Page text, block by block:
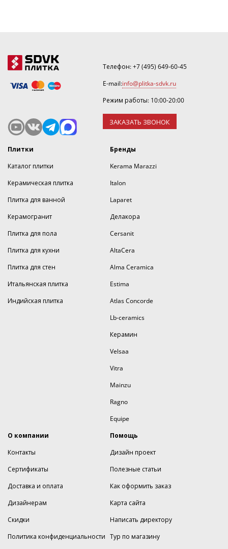
Телефон:+7 (495) 649-60-45
E-mail:info@plitka-sdvk.ru
Режим работы: 10:00-20:00
ЗАКАЗАТЬ ЗВОНОК
Плитки
Каталог плитки
Керамическая плитка
Плитка для ванной
Керамогранит
Плитка для пола
Плитка для кухни
Плитка для стен
Итальянская плитка
Индийская плитка
Бренды
Kerama Marazzi
Italon
Laparet
Делакора
Cersanit
AltaCera
Alma Ceramica
Estima
Atlas Concorde
Lb-ceramics
Керамин
Velsaa
Vitra
Mainzu
Ragno
Equipe
О компании
Контакты
Сертификаты
Доставка и оплата
Дизайнерам
Скидки
Политика конфиденциальности
Помощь
Дизайн проект
Полезные статьи
Как оформить заказ
Карта сайта
Написать директору
Тур по магазину